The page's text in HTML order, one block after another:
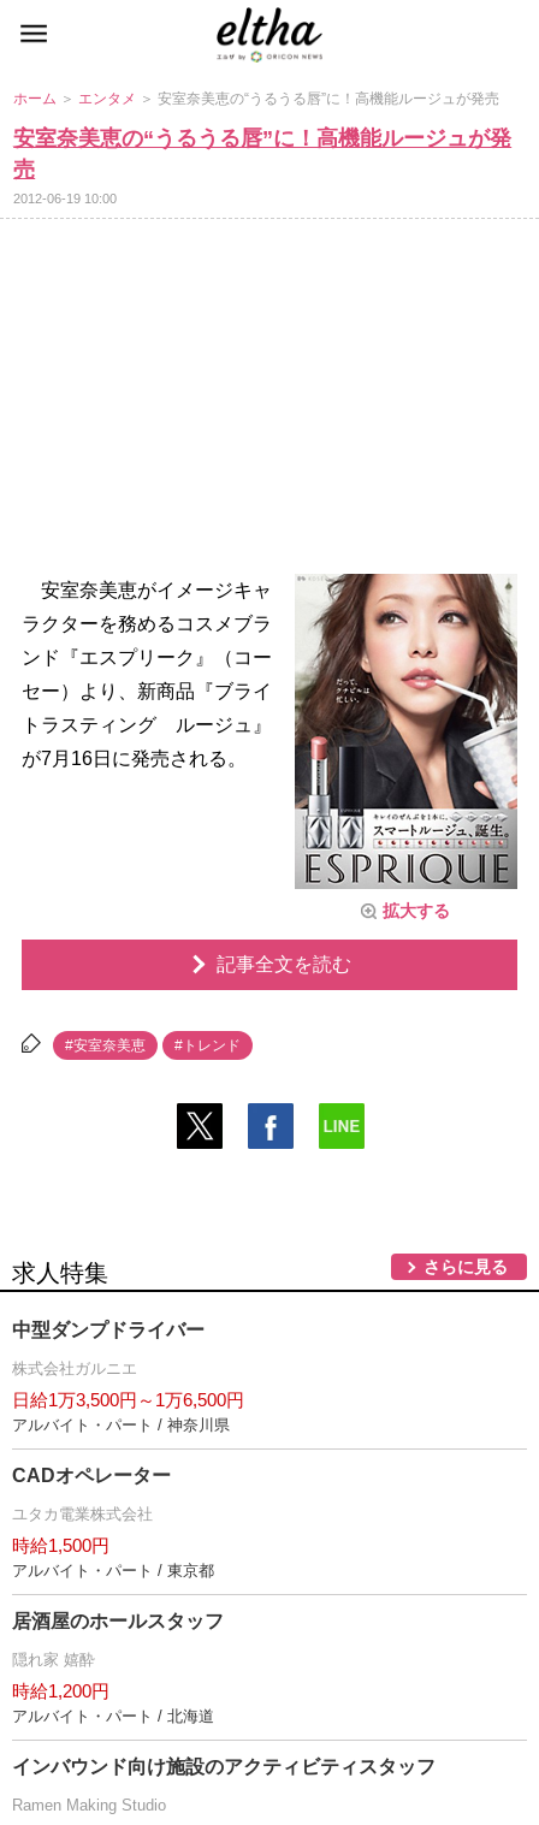
ホーム ＞ エンタメ ＞ 安室奈美恵の“うるうる唇”に！高機能ルージュが発売
安室奈美恵の“うるうる唇”に！高機能ルージュが発
売
2012-06-19 10:00
拡大する
安室奈美恵がイメージキャ
ラクターを務めるコスメブラ
ンド『エスプリーク』（コー
セー）より、新商品『ブライ
トラスティング ルージュ』
が7月16日に発売される。
記事全文を読む
#安室奈美恵 #トレンド
求人特集 さらに見る
中型ダンプドライバー
株式会社ガルニエ
日給1万3,500円～1万6,500円
アルバイト・パート / 神奈川県
CADオペレーター
ユタカ電業株式会社
時給1,500円
アルバイト・パート / 東京都
居酒屋のホールスタッフ
隠れ家 嬉酔
時給1,200円
アルバイト・パート / 北海道
インバウンド向け施設のアクティビティスタッフ
Ramen Making Studio